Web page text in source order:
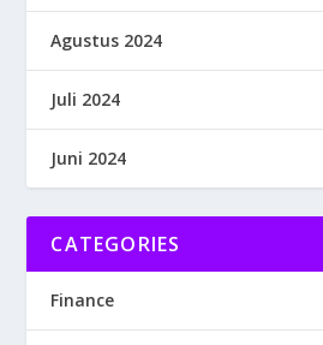
Agustus 2024
Juli 2024
Juni 2024
CATEGORIES
Finance